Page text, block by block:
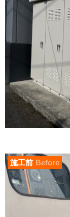
施工前 Before